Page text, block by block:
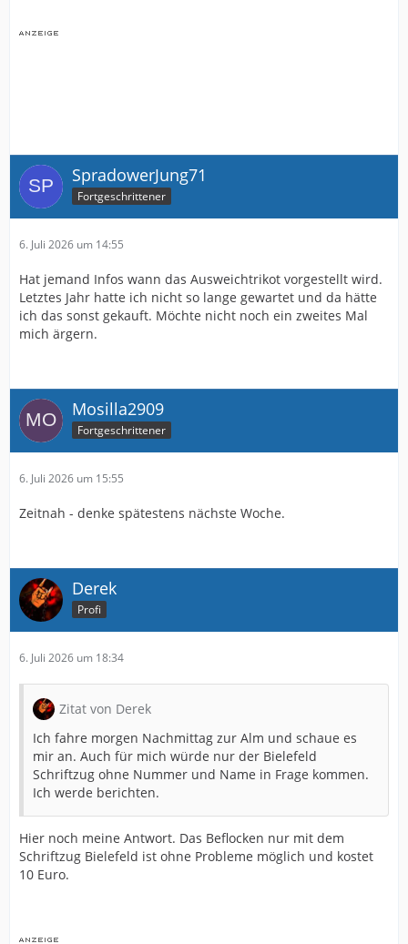
SpradowerJung71
Fortgeschrittener
6. Juli 2026 um 14:55
Hat jemand Infos wann das Ausweichtrikot vorgestellt wird.
Letztes Jahr hatte ich nicht so lange gewartet und da hätte
ich das sonst gekauft. Möchte nicht noch ein zweites Mal
mich ärgern.
Mosilla2909
Fortgeschrittener
6. Juli 2026 um 15:55
Zeitnah - denke spätestens nächste Woche.
Derek
Profi
6. Juli 2026 um 18:34
Zitat von Derek
Ich fahre morgen Nachmittag zur Alm und schaue es
mir an. Auch für mich würde nur der Bielefeld
Schriftzug ohne Nummer und Name in Frage kommen.
Ich werde berichten.
Hier noch meine Antwort. Das Beflocken nur mit dem
Schriftzug Bielefeld ist ohne Probleme möglich und kostet
10 Euro.